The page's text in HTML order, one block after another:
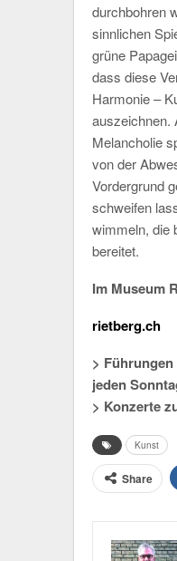
durchbohren
sinnlichen
grüne
dass diese
Harmonie –
auszeichnen.
Melancholie
von der
Vordergrund
schweifen
wimmeln, die
bereitet.
Im Museum
rietberg.ch
>
jeden
> Konzerte
Kunst
Share